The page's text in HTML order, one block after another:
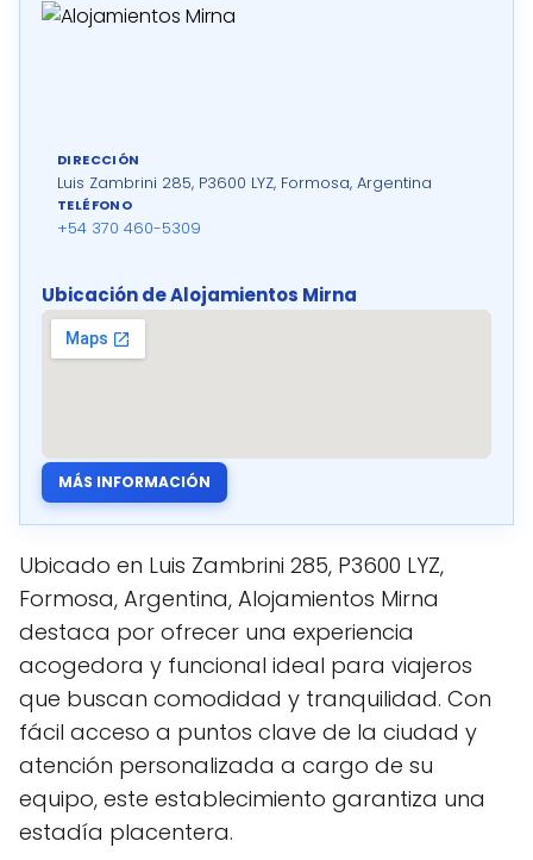
DIRECCIÓN
Luis Zambrini 285, P3600 LYZ, Formosa, Argentina
TELÉFONO
+54 370 460-5309
Ubicación de Alojamientos Mirna
MÁS INFORMACIÓN
Ubicado en Luis Zambrini 285, P3600 LYZ,
Formosa, Argentina, Alojamientos Mirna
destaca por ofrecer una experiencia
acogedora y funcional ideal para viajeros
que buscan comodidad y tranquilidad. Con
fácil acceso a puntos clave de la ciudad y
atención personalizada a cargo de su
equipo, este establecimiento garantiza una
estadía placentera.